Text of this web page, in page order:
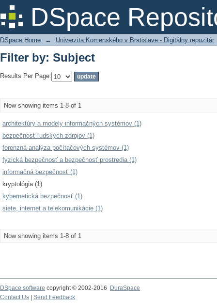
DSpace
Filter by: Subject
DSpace Home → Univerzita Komenského v Bratislave - Digitálny repozitár
Filter by: Subject
Results Per Page:
Now showing items 1-8 of 1
architektúry a modely informačných systémov (1)
bezpečnosť ľudských zdrojov (1)
forenzná analýza počítačových systémov (1)
fyzická bezpečnosť a bezpečnosť prostredia (1)
informačná bezpečnosť (1)
kryptológia (1)
kybernetická bezpečnosť (1)
siete, internet a telekomunikácie (1)
Now showing items 1-8 of 1
DSpace software copyright © 2002-2016
DuraSpace
Contact Us
Send Feedback